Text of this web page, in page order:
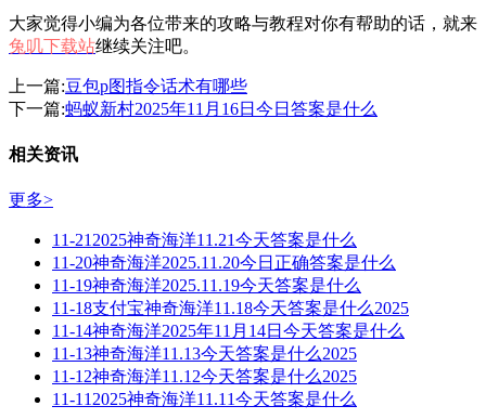
大家觉得小编为各位带来的攻略与教程对你有帮助的话，就来
兔叽下载站继续关注吧。
上一篇:豆包p图指令话术有哪些
下一篇:蚂蚁新村2025年11月16日今日答案是什么
相关资讯
更多>
11-21 2025神奇海洋11.21今天答案是什么
11-20神奇海洋2025.11.20今日正确答案是什么
11-19神奇海洋2025.11.19今天答案是什么
11-18支付宝神奇海洋11.18今天答案是什么2025
11-14神奇海洋2025年11月14日今天答案是什么
11-13神奇海洋11.13今天答案是什么2025
11-12神奇海洋11.12今天答案是什么2025
11-11 2025神奇海洋11.11今天答案是什么